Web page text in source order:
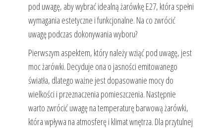
pod uwagę, aby wybrać idealną żarówkę E27, która spełni
wymagania estetyczne i funkcjonalne. Na co zwrócić
uwagę podczas dokonywania wyboru?
Pierwszym aspektem, który należy wziąć pod uwagę, jest
moc żarówki. Decyduje ona o jasności emitowanego
światła, dlatego ważne jest dopasowanie mocy do
wielkości i przeznaczenia pomieszczenia. Następnie
warto zwrócić uwagę na temperaturę barwową żarówki,
która wpływa na atmosferę i klimat wnętrza. Dla przytulnej